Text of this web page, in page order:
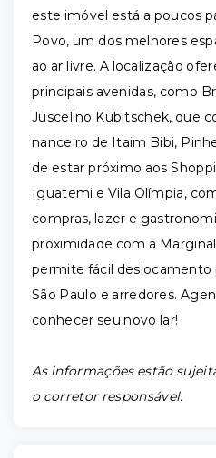
este imóvel está a poucos
Povo, um dos melhores
ao ar livre. A localização
principais avenidas, como
Juscelino Kubitschek, que
nanceiro de Itaim Bibi,
de estar próximo aos
Iguatemi e Vila Olímpia,
compras, lazer e
proximidade com a
permite fácil deslocamento
São Paulo e arredores.
conhecer seu novo lar!
As informações estão
o corretor responsável.